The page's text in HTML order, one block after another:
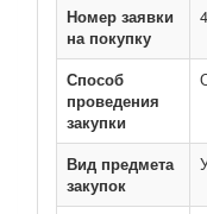
Номер заявки
на покупку
Способ
проведения
закупки
Вид предмета
закупок